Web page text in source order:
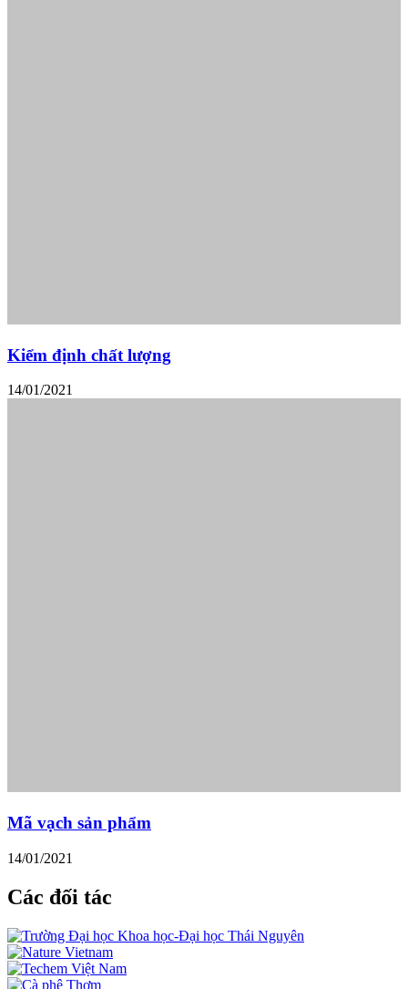
Kiểm định chất lượng
14/01/2021
Mã vạch sản phẩm
14/01/2021
Các đối tác